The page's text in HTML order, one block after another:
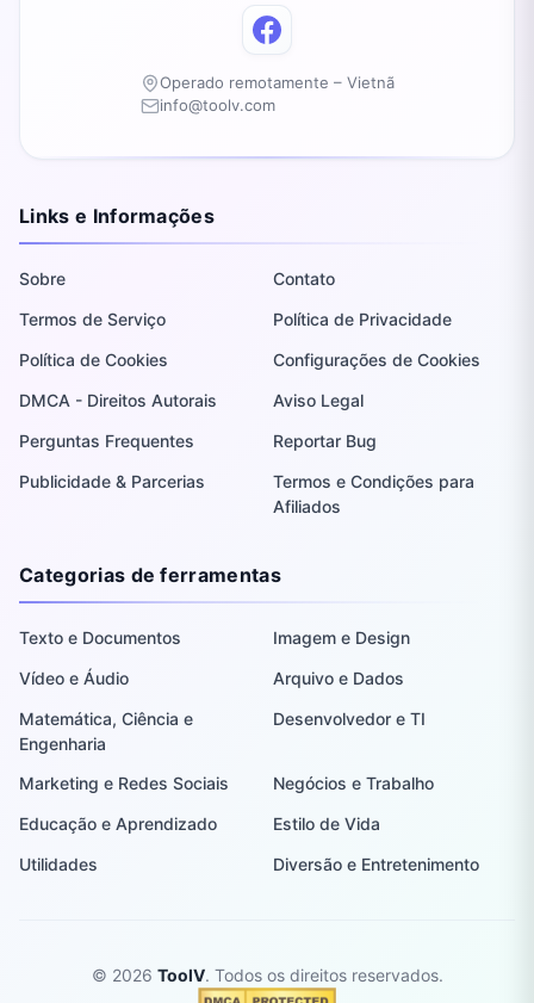
Operado remotamente – Vietnã
info@toolv.com
Links e Informações
Sobre
Contato
Termos de Serviço
Política de Privacidade
Política de Cookies
Configurações de Cookies
DMCA - Direitos Autorais
Aviso Legal
Perguntas Frequentes
Reportar Bug
Publicidade & Parcerias
Termos e Condições para
Afiliados
Categorias de ferramentas
Texto e Documentos
Imagem e Design
Vídeo e Áudio
Arquivo e Dados
Matemática, Ciência e
Engenharia
Desenvolvedor e TI
Marketing e Redes Sociais
Negócios e Trabalho
Educação e Aprendizado
Estilo de Vida
Utilidades
Diversão e Entretenimento
© 2026 ToolV. Todos os direitos reservados.